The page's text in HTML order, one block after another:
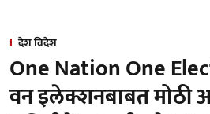
देश विदेश
One Nation One
वन इलेक्शनबाबत मोठी